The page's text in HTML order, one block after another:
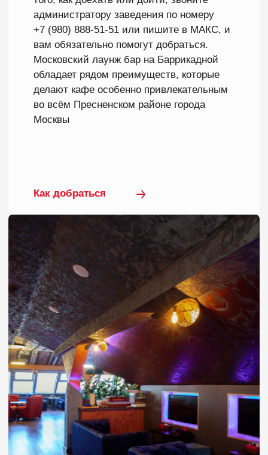
ЕДОЙ НА
БАРРИКАДНОЙ
В MOSlounge ресторане на Баррикадной
есть большая и разнообразная кухня, где
можно покушать как в полноценном кафе. В
меню нашей кухни очень много еды, на
выбор для самых требовательных гостей.
Еда в меню кафе представлено смешанным
типом, с блюдами, закусками из самых
разных кухонь мира. И так какие блюда
есть в меню Moslounge на Баррикадной:
европейские блюда, кавказская еда и
шашлык, итальянская кухня, европейская
кухня.
Если вы ищете Лаунж бар на Баррикадной,
где можно хорошо и вкусно покушать,
конечно, приходите к нам на Садовой
Кудринской улице. Бывают случаи, когда
хочется своей еды, вы можете заказать
доставку.
Кроме того, в летний период вы можете